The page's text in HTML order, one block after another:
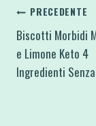
Navigazione
articoli
PRECEDENTE
Biscotti Morbidi
e Limone Keto 4
Ingredienti